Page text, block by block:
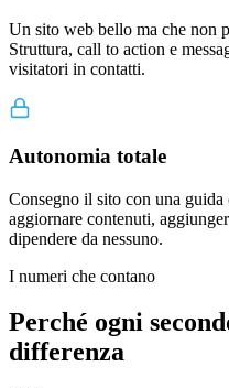
Un sito web bello ma che non
Struttura, call to action e
visitatori in contatti.
Autonomia totale
Consegno il sito con una
aggiornare contenuti,
dipendere da nessuno.
I numeri che contano
Perché ogni
differenza